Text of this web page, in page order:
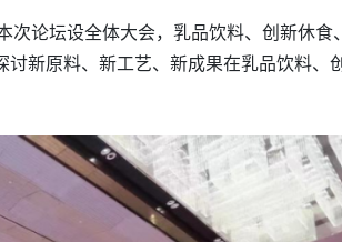
论坛设全体大会，乳品饮料、创新休食
新原料、新工艺、新成果在乳品饮料、